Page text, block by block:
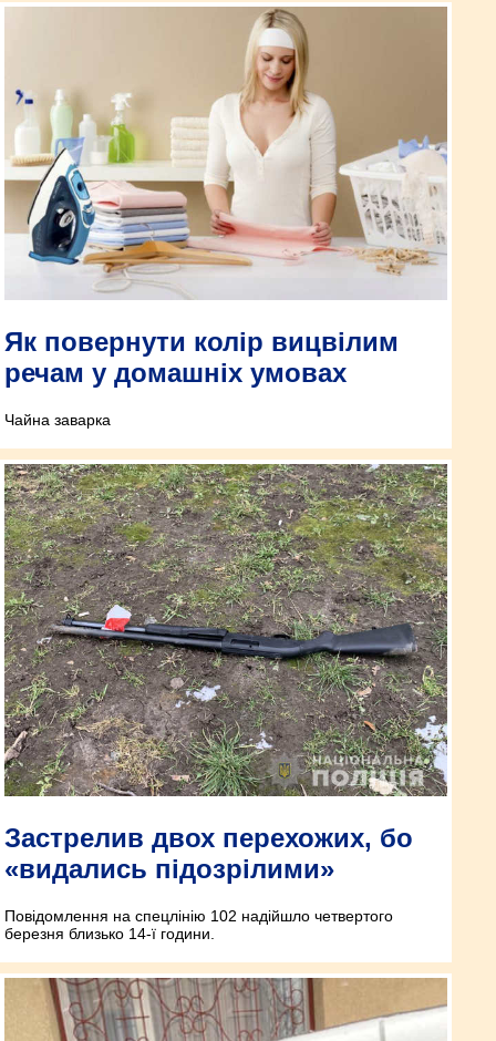
Як повернути колір вицвілим
речам у домашніх умовах
Чайна заварка
Застрелив двох перехожих, бо
«видались підозрілими»
Повідомлення на спецлінію 102 надійшло четвертого
березня близько 14-ї години.